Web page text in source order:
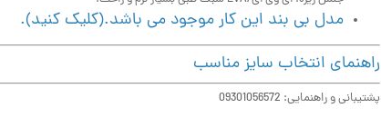
مدل بی بند این کار موجود می باشد.(کلیک کنید).
راهنمای انتخاب سایز مناسب
پشتیبانی و راهنمایی: 09301056572